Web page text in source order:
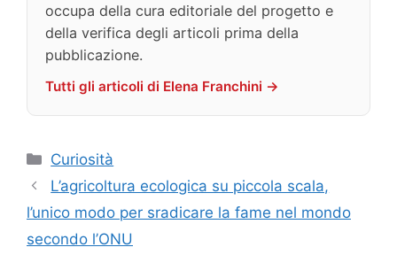
occupa della cura editoriale del progetto e
della verifica degli articoli prima della
pubblicazione.
Tutti gli articoli di Elena Franchini →
Categorie
Curiosità
L’agricoltura ecologica su piccola scala,
l’unico modo per sradicare la fame nel mondo
secondo l’ONU